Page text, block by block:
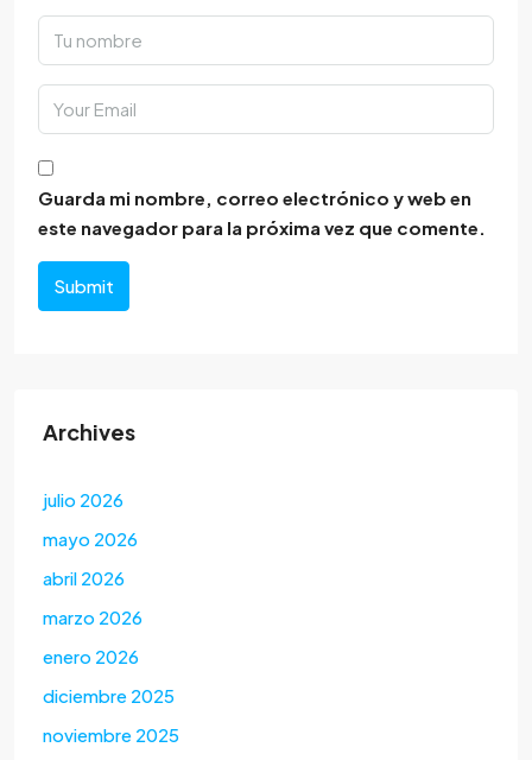
Guarda mi nombre, correo electrónico y web en
este navegador para la próxima vez que comente.
Submit
Archives
julio 2026
mayo 2026
abril 2026
marzo 2026
enero 2026
diciembre 2025
noviembre 2025